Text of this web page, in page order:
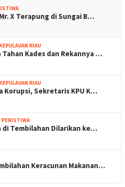
X Terapung di Sungai B…
KEPULAUAN RIAU
Tahan Kades dan Rekannya …
KEPULAUAN RIAU
Korupsi, Sekretaris KPU K…
PERISTIWA
di Tembilahan Dilarikan ke…
Keracunan Makanan…